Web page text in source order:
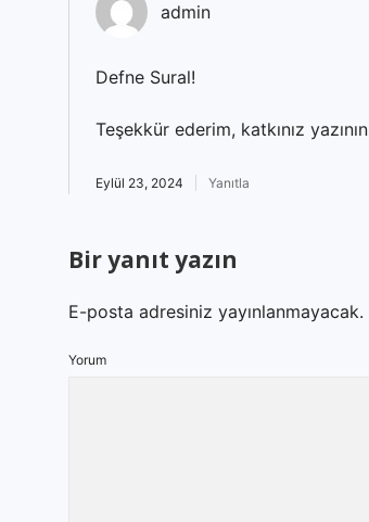
admin
Defne Sural!
Teşekkür ederim, katkınız yazının
Eylül 23, 2024 Yanıtla
Bir yanıt yazın
E-posta adresiniz yayınlanmayacak.
Yorum